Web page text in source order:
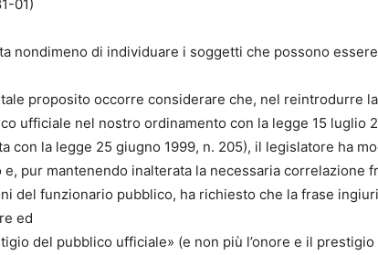
01)
nondimeno di individuare i soggetti che possono
proposito occorre considerare che, nel reintrodurre
ufficiale nel nostro ordinamento con la legge 15 luglio
con la legge 25 giugno 1999, n. 205), il legislatore ha
pur mantenendo inalterata la necessaria correlazione
del funzionario pubblico, ha richiesto che la frase
ed
del pubblico ufficiale» (e non più l’onore e il